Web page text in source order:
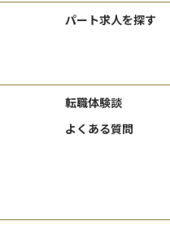
パート求人を探す
転職体験談
よくある質問